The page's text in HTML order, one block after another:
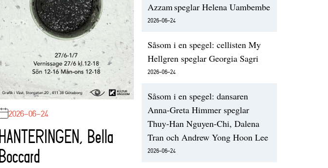
2026-06-24
HANTERINGEN, Bella
Boccard
Azzam speglar Helena Uambembe
2026-06-24
Såsom i en spegel: cellisten My
Hellgren speglar Georgia Sagri
2026-06-24
Såsom i en spegel: dansaren
Anna-Greta Himmer speglar
Thuy-Han Nguyen-Chi, Dalena
Tran och Andrew Yong Hoon Lee
2026-06-24